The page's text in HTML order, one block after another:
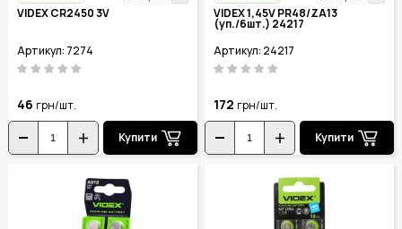
VIDEX CR2450 3V
Артикул: 7274
46 грн/шт.
Купити
VIDEX 1,45V PR48/ZA13
(уп./6шт.) 24217
Артикул: 24217
172 грн/шт.
Купити